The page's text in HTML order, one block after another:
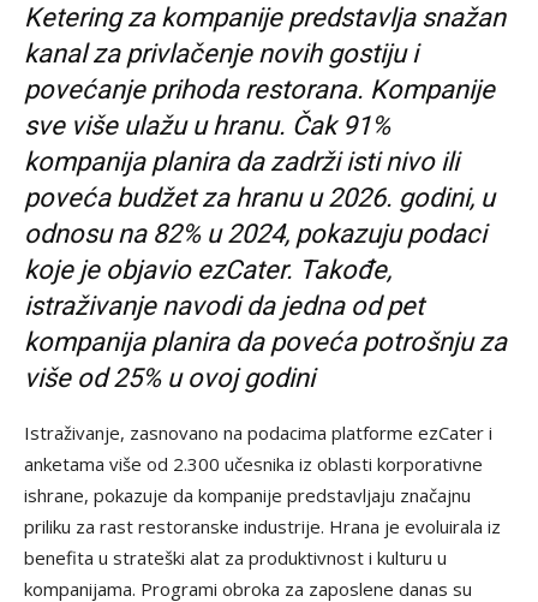
Ketering za kompanije predstavlja snažan
kanal za privlačenje novih gostiju i
povećanje prihoda restorana. Kompanije
sve više ulažu u hranu. Čak 91%
kompanija planira da zadrži isti nivo ili
poveća budžet za hranu u 2026. godini, u
odnosu na 82% u 2024, pokazuju podaci
koje je objavio ezCater. Takođe,
istraživanje navodi da jedna od pet
kompanija planira da poveća potrošnju za
više od 25% u ovoj godini
Istraživanje, zasnovano na podacima platforme ezCater i
anketama više od 2.300 učesnika iz oblasti korporativne
ishrane, pokazuje da kompanije predstavljaju značajnu
priliku za rast restoranske industrije. Hrana je evoluirala iz
benefita u strateški alat za produktivnost i kulturu u
kompanijama. Programi obroka za zaposlene danas su